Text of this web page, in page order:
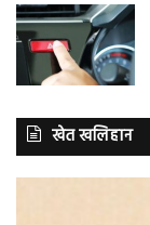
खेत खलिहान